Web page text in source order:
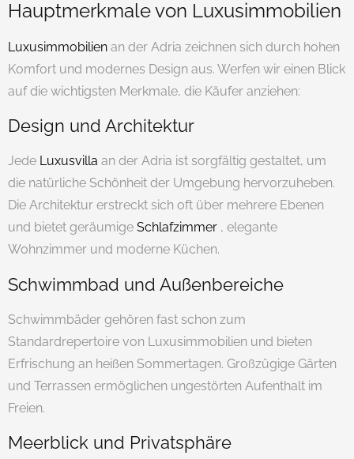
Hauptmerkmale von Luxusimmobilien
Luxusimmobilien an der Adria zeichnen sich durch hohen
Komfort und modernes Design aus. Werfen wir einen Blick
auf die wichtigsten Merkmale, die Käufer anziehen:
Design und Architektur
Jede Luxusvilla an der Adria ist sorgfältig gestaltet, um
die natürliche Schönheit der Umgebung hervorzuheben.
Die Architektur erstreckt sich oft über mehrere Ebenen
und bietet geräumige Schlafzimmer , elegante
Wohnzimmer und moderne Küchen.
Schwimmbad und Außenbereiche
Schwimmbäder gehören fast schon zum
Standardrepertoire von Luxusimmobilien und bieten
Erfrischung an heißen Sommertagen. Großzügige Gärten
und Terrassen ermöglichen ungestörten Aufenthalt im
Freien.
Meerblick und Privatsphäre